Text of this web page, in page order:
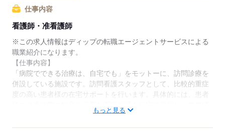
日本最大級の求人情報の中からぴったりな求人をご紹
介。
履歴書作成のアドバイスや面接日の調整だけでなく、
お給料、お休み、入職時期の交渉もサポートします。
【もちろん無料】
費用は一切かかりません。
仕事内容
看護師・准看護師
※この求人情報はディップの転職エージェントサービスによる
職業紹介になります。
【仕事内容】
「病院でできる治療は、自宅でも」をモットーに、訪問診療を
併設している施設です。訪問看護スタッフとして、比較的重症
度の高い患者様の在宅サポートを行います。具体的には、患者
が安心して療養できる環境づくりをサポートします。訪問看護
を通じて、医療と日常生活の支援を密接に行い、患者様とその
もっと見る